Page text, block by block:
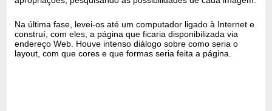
Na última fase, levei-os até um computador ligado à Internet e
construí, com eles, a página que ficaria disponibilizada via
endereço Web. Houve intenso diálogo sobre como seria o
layout, com que cores e que formas seria feita a página.